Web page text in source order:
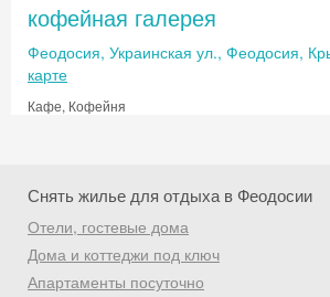
кофейная галерея
Феодосия, Украинская ул., Феодосия,
карте
Кафе, Кофейня
Снять жилье для отдыха в Феодосии
Отели, гостевые дома
Дома и коттеджи под ключ
Апартаменты посуточно